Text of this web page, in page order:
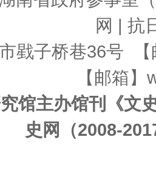
网 | 抗
市戥子桥巷36号
【邮箱
馆主办馆刊《文
史网（2008-